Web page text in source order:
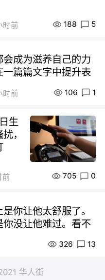
时前 188 5
成为滋养自己的力
篇篇文字中提升表
时前 106 1
生
，
前 705 0
你让他太舒服了。
没让他难过。看不
326 13
华人街